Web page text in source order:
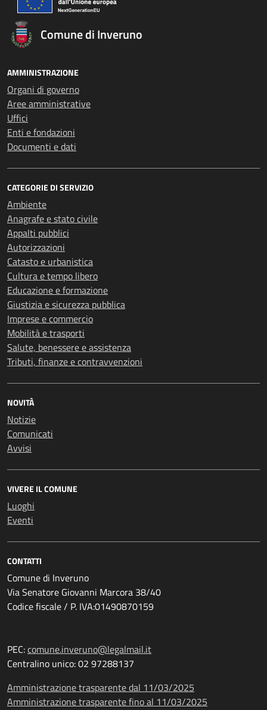
Comune di Inveruno
AMMINISTRAZIONE
Organi di governo
Aree amministrative
Uffici
Enti e fondazioni
Documenti e dati
CATEGORIE DI SERVIZIO
Ambiente
Anagrafe e stato civile
Appalti pubblici
Autorizzazioni
Catasto e urbanistica
Cultura e tempo libero
Educazione e formazione
Giustizia e sicurezza pubblica
Imprese e commercio
Mobilità e trasporti
Salute, benessere e assistenza
Tributi, finanze e contravvenzioni
NOVITÀ
Notizie
Comunicati
Avvisi
VIVERE IL COMUNE
Luoghi
Eventi
CONTATTI
Comune di Inveruno
Via Senatore Giovanni Marcora 38/40
Codice fiscale / P. IVA:01490870159
PEC:comune.inveruno@legalmail.it
Centralino unico: 02 97288137
Amministrazione trasparente dal 11/03/2025
Amministrazione trasparente fino al 11/03/2025